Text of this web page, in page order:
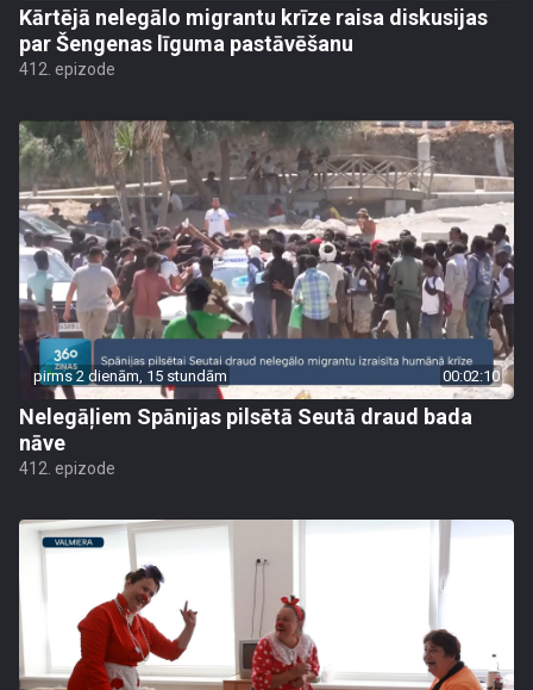
Kārtējā nelegālo migrantu krīze raisa diskusijas
par Šengenas līguma pastāvēšanu
412. epizode
pirms 2 dienām, 15 stundām 00:02:10
Nelegāļiem Spānijas pilsētā Seutā draud bada
nāve
412. epizode